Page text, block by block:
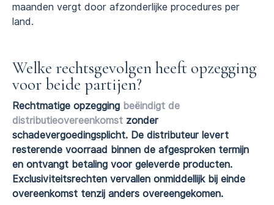
maanden vergt door afzonderlijke procedures per
land.
Welke rechtsgevolgen heeft opzegging
voor beide partijen?
Rechtmatige opzegging beëindigt de
distributieovereenkomst zonder
schadevergoedingsplicht. De distributeur levert
resterende voorraad binnen de afgesproken termijn
en ontvangt betaling voor geleverde producten.
Exclusiviteitsrechten vervallen onmiddellijk bij einde
overeenkomst tenzij anders overeengekomen.